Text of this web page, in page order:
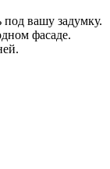
вашу задумку.
фасаде.